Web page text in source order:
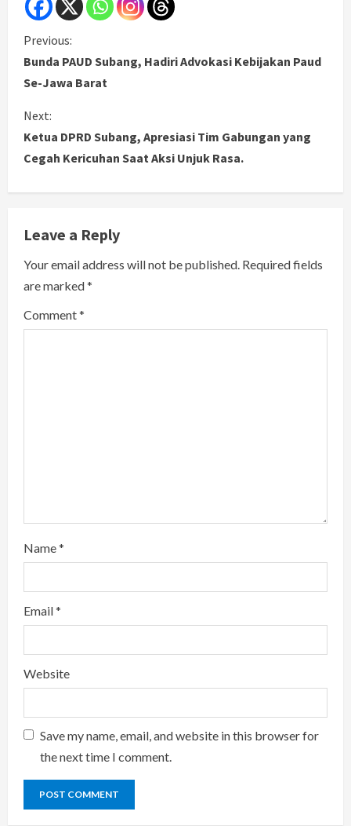
C
o
n
t
u
e
R
Previous:
Bunda PAUD Subang, Hadiri Advokasi Kebijakan Paud
Se-Jawa Barat
Next:
Ketua DPRD Subang, Apresiasi Tim Gabungan yang
Cegah Kericuhan Saat Aksi Unjuk Rasa.
Leave a Reply
Your email address will not be published. Required fields
are marked*
Comment*
Name*
Email*
Website
Save my name, email, and website in this browser for
the next time I comment.